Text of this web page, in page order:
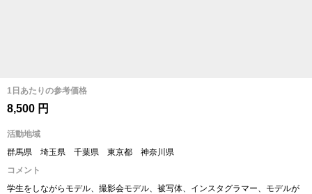
1日あたりの参考価格
8,500 円
活動地域
群馬県 埼玉県 千葉県 東京都 神奈川県
コメント
学生をしながらモデル、撮影会モデル、被写体、インスタグラマー、モデルが